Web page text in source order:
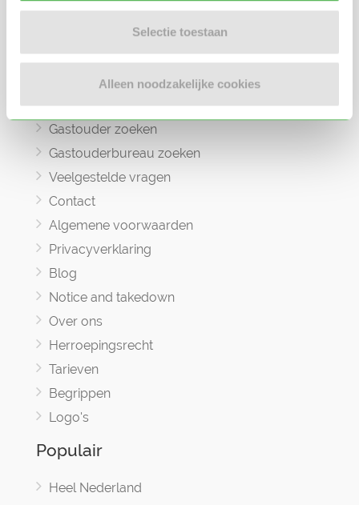
Selectie toestaan
Alleen noodzakelijke cookies
Oppas zoeken
Oppaswerk zoeken
Gastouder zoeken
Gastouderbureau zoeken
Veelgestelde vragen
Contact
Algemene voorwaarden
Privacyverklaring
Blog
Notice and takedown
Over ons
Herroepingsrecht
Tarieven
Begrippen
Logo's
Populair
Heel Nederland